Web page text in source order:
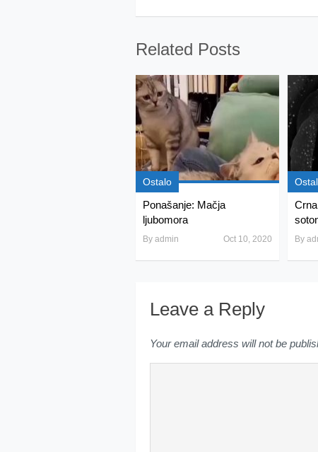
Related Posts
Ostalo
Ponašanje: Mačja
ljubomora
By admin Oct 10, 2020 By
Leave a Reply
Your email address will not be